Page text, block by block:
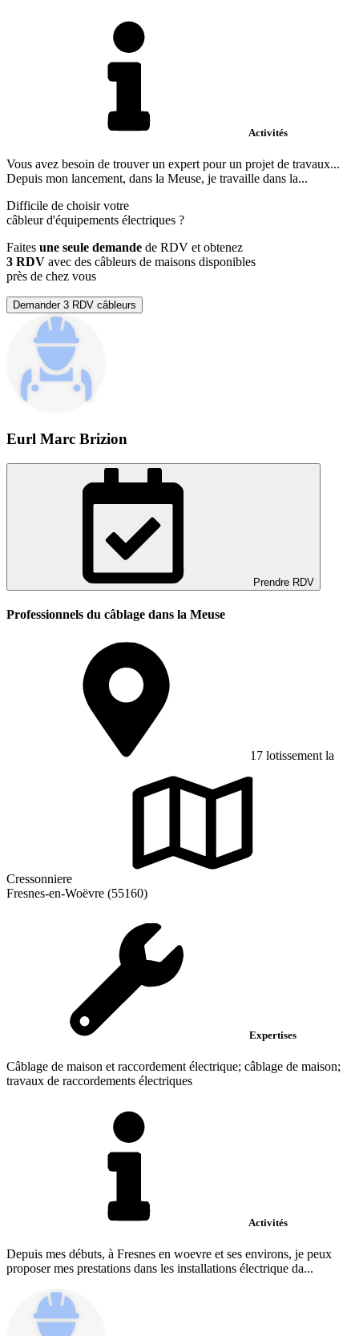
Activités
Vous avez besoin de trouver un expert pour un projet de travaux...
Depuis mon lancement, dans la Meuse, je travaille dans la...
Difficile de choisir votre
câbleur d'équipements électriques ?
Faites une seule demande de RDV et obtenez
3 RDV avec des câbleurs de maisons disponibles
près de chez vous
Demander 3 RDV câbleurs
Eurl Marc Brizion
Prendre RDV
Professionnels du câblage dans la Meuse
17 lotissement la
Cressonniere
Fresnes-en-Woëvre (55160)
Expertises
Câblage de maison et raccordement électrique; câblage de maison;
travaux de raccordements électriques
Activités
Depuis mes débuts, à Fresnes en woevre et ses environs, je peux
proposer mes prestations dans les installations électrique da...